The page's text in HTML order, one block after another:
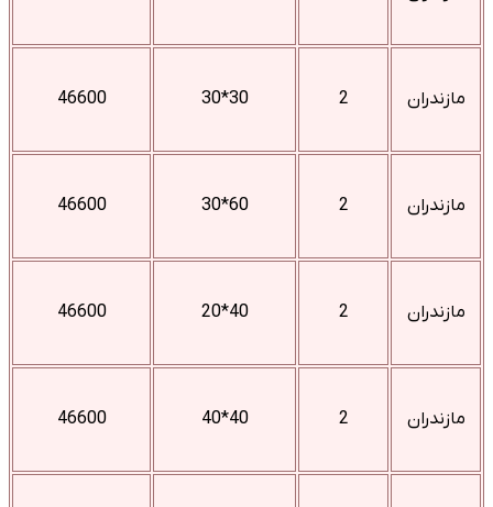
مازندران 2
30*30
46600
مازندران 2
60*30
46600
مازندران 2
40*20
46600
مازندران 2
40*40
46600